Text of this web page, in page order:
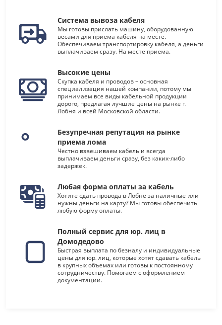
Система вывоза кабеля
Мы готовы прислать машину, оборудованную
весами для приема кабеля на месте.
Обеспечиваем транспортировку кабеля, а деньги
выплачиваем сразу. На месте приема.
Высокие цены
Скупка кабеля и проводов – основная
специализация нашей компании, потому мы
принимаем все виды кабельной продукции
дорого, предлагая лучшие цены на рынке г.
Лобня и всей Московской области.
Безупречная репутация на рынке
приема лома
Честно взвешиваем кабель и всегда
выплачиваем деньги сразу, без каких-либо
задержек.
Любая форма оплаты за кабель
Хотите сдать провода в Лобне за наличные или
нужны деньги на карту? Мы готовы обеспечить
любую форму оплаты.
Полный сервис для юр. лиц в
Домодедово
Быстрая выплата по безналу и индивидуальные
цены для юр. лиц, которые хотят сдавать кабель
в крупных объемах или готовы к постоянному
сотрудничеству. Помогаем с оформлением
документации.